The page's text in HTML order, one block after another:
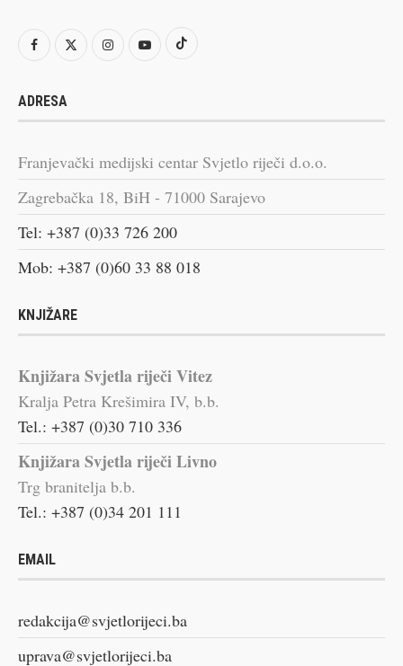
ADRESA
Franjevački medijski centar Svjetlo riječi d.o.o.
Zagrebačka 18, BiH - 71000 Sarajevo
Tel: +387 (0)33 726 200
Mob: +387 (0)60 33 88 018
KNJIŽARE
Knjižara Svjetla riječi Vitez
Kralja Petra Krešimira IV, b.b.
Tel.: +387 (0)30 710 336
Knjižara Svjetla riječi Livno
Trg branitelja b.b.
Tel.: +387 (0)34 201 111
EMAIL
redakcija@svjetlorijeci.ba
uprava@svjetlorijeci.ba